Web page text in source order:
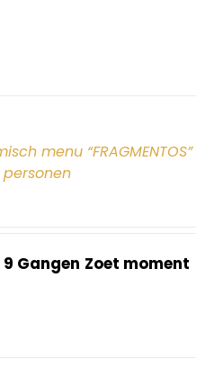
menu “FRAGMENTOS”
9 Gangen Zoet moment